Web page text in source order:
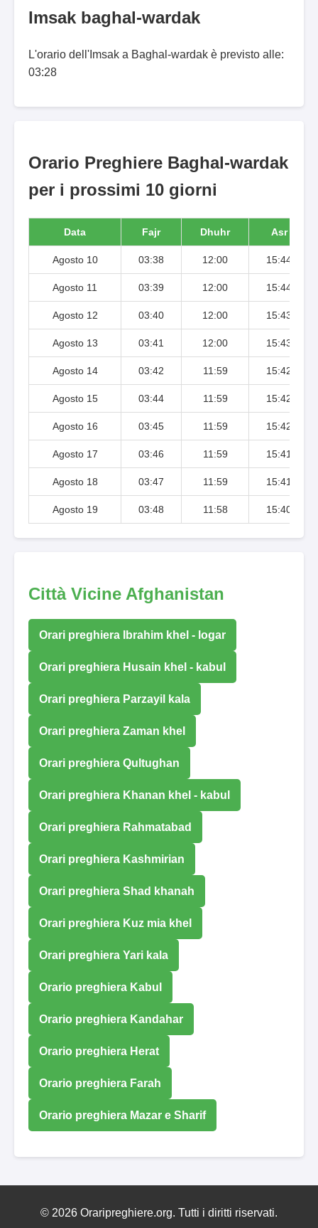
Imsak baghal-wardak
L'orario dell'Imsak a Baghal-wardak è previsto alle:
03:28
Orario Preghiere Baghal-wardak
per i prossimi 10 giorni
Data Fajr Dhuhr Asr
Agosto 10 03:38 12:00 15:44
Agosto 11 03:39 12:00 15:44
Agosto 12 03:40 12:00 15:43
Agosto 13 03:41 12:00 15:43
Agosto 14 03:42 11:59 15:42
Agosto 15 03:44 11:59 15:42
Agosto 16 03:45 11:59 15:42
Agosto 17 03:46 11:59 15:41
Agosto 18 03:47 11:59 15:41
Agosto 19 03:48 11:58 15:40
Città Vicine Afghanistan
Orari preghiera Ibrahim khel - logar
Orari preghiera Husain khel - kabul
Orari preghiera Parzayil kala
Orari preghiera Zaman khel
Orari preghiera Qultughan
Orari preghiera Khanan khel - kabul
Orari preghiera Rahmatabad
Orari preghiera Kashmirian
Orari preghiera Shad khanah
Orari preghiera Kuz mia khel
Orari preghiera Yari kala
Orario preghiera Kabul
Orario preghiera Kandahar
Orario preghiera Herat
Orario preghiera Farah
Orario preghiera Mazar e Sharif
© 2026 Oraripreghiere.org. Tutti i diritti riservati.